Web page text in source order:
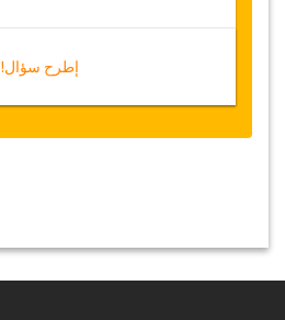
إطرح سؤال!